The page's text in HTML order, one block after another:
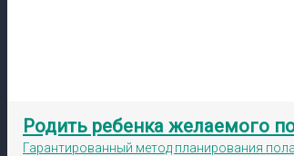
Родить ребенка желаемого
Гарантированный метод планирования